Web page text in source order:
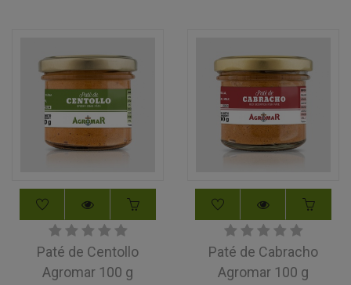
Paté de Centollo
Agromar 100 g
Paté de Cabracho
Agromar 100 g